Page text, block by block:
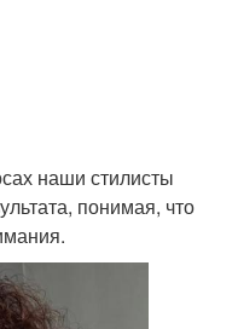
наши стилисты
понимая, что